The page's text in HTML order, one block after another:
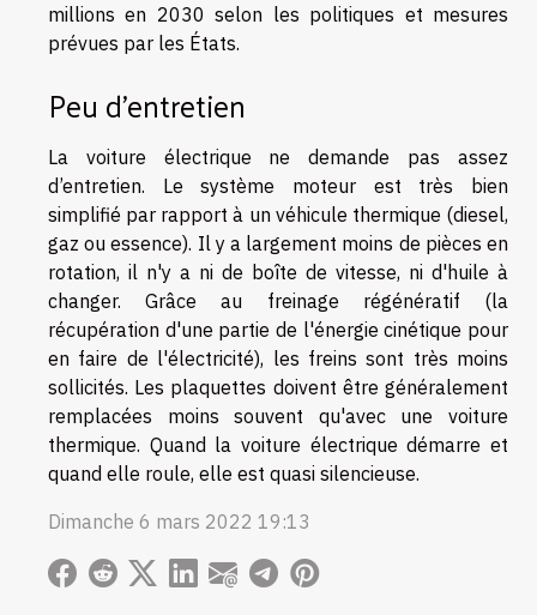
millions en 2030 selon les politiques et mesures
prévues par les États.
Peu d’entretien
La voiture électrique ne demande pas assez
d’entretien. Le système moteur est très bien
simplifié par rapport à un véhicule thermique (diesel,
gaz ou essence). Il y a largement moins de pièces en
rotation, il n'y a ni de boîte de vitesse, ni d'huile à
changer. Grâce au freinage régénératif (la
récupération d'une partie de l'énergie cinétique pour
en faire de l'électricité), les freins sont très moins
sollicités. Les plaquettes doivent être généralement
remplacées moins souvent qu'avec une voiture
thermique. Quand la voiture électrique démarre et
quand elle roule, elle est quasi silencieuse.
Dimanche 6 mars 2022 19:13